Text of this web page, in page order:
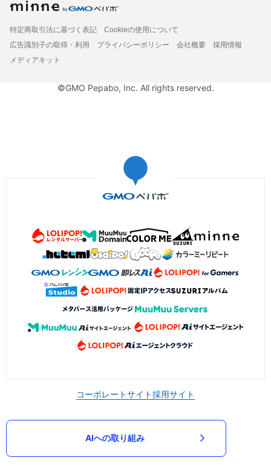
特定商取引法に基づく表記
Cookieの使用について
広告識別子の取得・利用
プライバシーポリシー 会社概要
採用情報
メディアキット
©GMO Pepabo, Inc. All rights reserved.
コーポレートサイト採用サイト
AIへの取り組み